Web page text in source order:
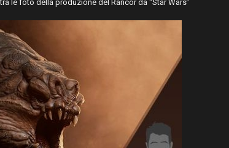
le foto della produzione del Rancor da “Star Wars”